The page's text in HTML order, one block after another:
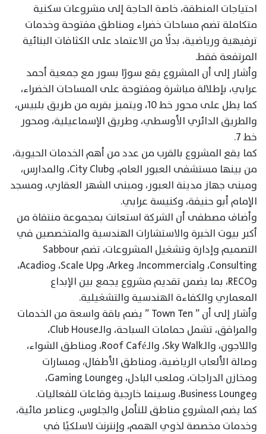
احتياجات المنطقة، خاصة الحاجة إلى مشروعات سكنية
متكاملة تضم مساحات خضراء ومناطق مفتوحة وخدمات
ترفيهية ورياضية، بدلًا من الاعتماد على الكثافات البنائية
المرتفعة فقط.
وأشار إلى أن المشروع يقع سورًا بسور مع جمعية أحمد
عرابي، بإطلالة مباشرة ومفتوحة على المساحات الخضراء،
كما يطل على محور خط 10، ويتميز بقربه من طريق بلبيس،
والطريق الدائري الأوسطي، وطريق الإسماعيلية، ومحور
خط 7.
كما يقع المشروع بالقرب من عدد من أهم الخدمات الحيوية،
من بينها مستشفى العبور العام، وCity Club، والمدارس،
ومبنى جهاز مدينة العبور، ومبنى الشهر العقاري، ومسجد
الإمام أبو حنيفة، وكنيسة عرابي.
وأضاف مصطفى أن الشركة استعانت بمجموعة منتقاة من
أكبر بيوت الخبرة والاستشارات الهندسية والمتخصصين في
التصميم وإدارة وتشغيل المشروعات، تضم Sabbour
Consulting، وIncommercial، وArke، وScale Up، وAcadio،
وRECO، بما يضمن تقديم مشروع يجمع بين الإبداع
المعماري والكفاءة الهندسية والتشغيلية.
وأشار إلى أن ” Town Ten ” يضم باقة واسعة من الخدمات
والمرافق، تشمل حمامات السباحة، والـClub House،
واللاجون، والـSky Walk، والـRoof Café، ومناطق الشواء،
وصالة الألعاب الرياضية، ومناطق الأطفال، ومسارات
ومخازن الدراجات، وملعب البادل، وGaming Lounge،
وBusiness Lounge، وسينما خارجية وقاعات للفعاليات.
كما يضم المشروع مناطق للتأمل والجلوس، وعناصر مائية،
وخدمات مخصصة لذوي الهمم، وإنترنت لاسلكيًا في